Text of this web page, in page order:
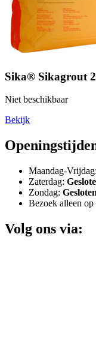
Sika® Sikagrout
Niet beschikbaar
Bekijk
Maandag-Vrijdag:
Zaterdag:
Zondag: Gesloten
Bezoek alleen op
Volg ons via: